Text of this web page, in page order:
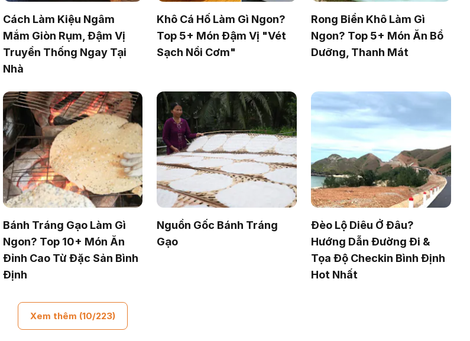
Cách Làm Kiệu Ngâm
Mắm Giòn Rụm, Đậm Vị
Truyền Thống Ngay Tại
Nhà
Khô Cá Hố Làm Gì Ngon?
Top 5+ Món Đậm Vị "Vét
Sạch Nồi Cơm"
Rong Biển Khô Làm Gì
Ngon? Top 5+ Món Ăn Bổ
Dưỡng, Thanh Mát
Bánh Tráng Gạo Làm Gì
Ngon? Top 10+ Món Ăn
Đỉnh Cao Từ Đặc Sản Bình
Định
Nguồn Gốc Bánh Tráng
Gạo
Đèo Lộ Diêu Ở Đâu?
Hướng Dẫn Đường Đi &
Tọa Độ Checkin Bình Định
Hot Nhất
Xem thêm (10/223)